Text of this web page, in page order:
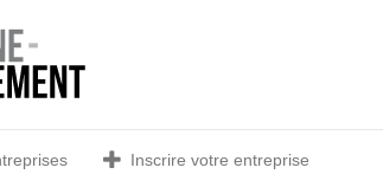
Inscrire votre entreprise